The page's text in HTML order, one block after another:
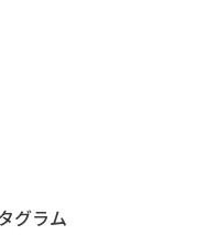
グラム